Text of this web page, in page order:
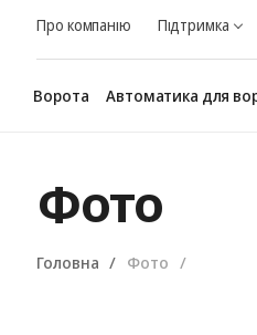
Про компанію Підтримка
Ворота Автоматика для
Фото
Головна Фото